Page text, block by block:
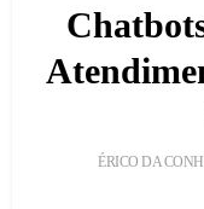
ÉRICO DA